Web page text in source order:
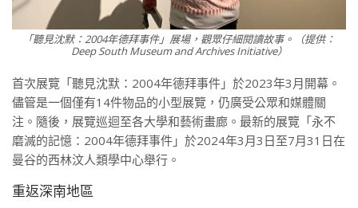
「聽見沈默：2004年德拜事件」展場，觀眾仔細閱讀故事。（提供：
Deep South Museum and Archives Initiative）
首次展覽「聽見沈默：2004年德拜事件」於2023年3月開幕。
儘管是一個僅有14件物品的小型展覽，仍廣受公眾和媒體關
注。隨後，展覽巡迴至各大學和藝術畫廊。最新的展覽「永不
磨滅的記憶：2004年德拜事件」於2024年3月3日至7月31日在
曼谷的西林汶人類學中心舉行。
重返深南地區